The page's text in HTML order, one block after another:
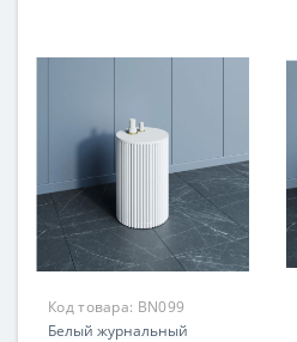
Код товара: BN099
Белый журнальный